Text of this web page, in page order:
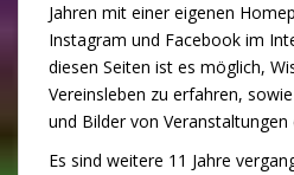
Jahren mit einer eigenen
Instagram und Facebook im
diesen Seiten ist es möglich,
Vereinsleben zu erfahren,
und Bilder von Veranstaltungen
Es sind weitere 11 Jahre